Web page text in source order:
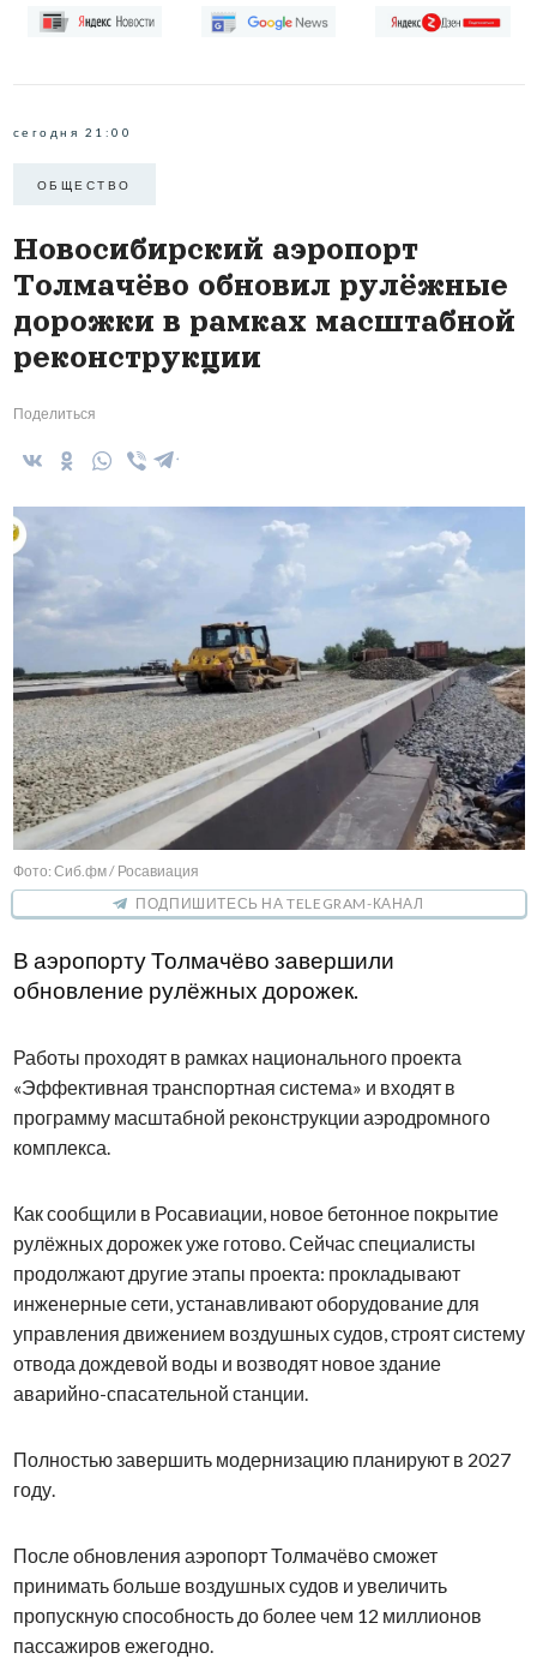
сегодня 21:00
ОБЩЕСТВО
Новосибирский аэропорт
Толмачёво обновил рулёжные
дорожки в рамках масштабной
реконструкции
Поделиться
Фото: Сиб.фм / Росавиация
ПОДПИШИТЕСЬ НА TELEGRAM-КАНАЛ
В аэропорту Толмачёво завершили
обновление рулёжных дорожек.
Работы проходят в рамках национального проекта
«Эффективная транспортная система» и входят в
программу масштабной реконструкции аэродромного
комплекса.
Как сообщили в Росавиации, новое бетонное покрытие
рулёжных дорожек уже готово. Сейчас специалисты
продолжают другие этапы проекта: прокладывают
инженерные сети, устанавливают оборудование для
управления движением воздушных судов, строят систему
отвода дождевой воды и возводят новое здание
аварийно-спасательной станции.
Полностью завершить модернизацию планируют в 2027
году.
После обновления аэропорт Толмачёво сможет
принимать больше воздушных судов и увеличить
пропускную способность до более чем 12 миллионов
пассажиров ежегодно.